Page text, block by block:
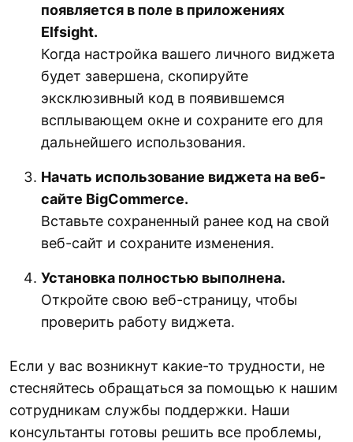
появляется в поле в приложениях
Elfsight.
Когда настройка вашего личного виджета
будет завершена, скопируйте
эксклюзивный код в появившемся
всплывающем окне и сохраните его для
дальнейшего использования.
Начать использование виджета на веб-
сайте BigCommerce.
Вставьте сохраненный ранее код на свой
веб-сайт и сохраните изменения.
Установка полностью выполнена.
Откройте свою веб-страницу, чтобы
проверить работу виджета.
Если у вас возникнут какие-то трудности, не
стесняйтесь обращаться за помощью к нашим
сотрудникам службы поддержки. Наши
консультанты готовы решить все проблемы,